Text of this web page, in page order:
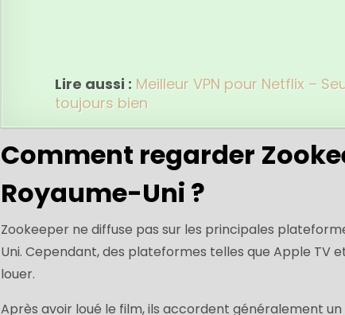
Lire aussi : Meilleur VPN pour Netflix –
toujours bien
Comment regarder
Royaume-Uni ?
Zookeeper ne diffuse pas sur les principales
Uni. Cependant, des plateformes telles que Apple TV
louer.
Après avoir loué le film, ils accordent généralement